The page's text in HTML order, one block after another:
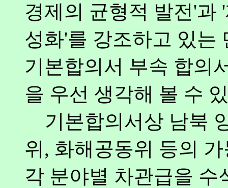
경제의 균형적 발전'과
성화'를 강조하고 있는
기본합의서 부속 합의
을 우선 생각해 볼 수
기본합의서상 남북
위, 화해공동위 등의
각 분야별 차관급을